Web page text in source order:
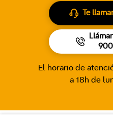
Te
El horario de
a 18h de